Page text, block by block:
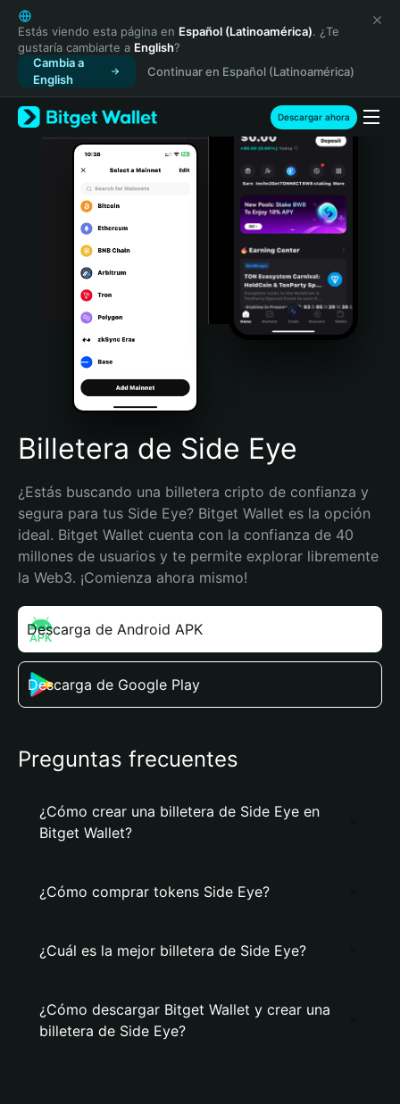
English
日本語
Tiếng Việt
Русский
Español (Latinoamérica)
Türkçe
Italiano
Português (Portugal)
Bahasa Indonesia
Português (Brasil)
Español (Argentina)
Estás viendo esta página en Español (Latinoamérica). ¿Te
gustaría cambiarte a English?
Cambia a
English
Continuar en Español (Latinoamérica)
Descargar ahora
Billetera de Side Eye
¿Estás buscando una billetera cripto de confianza y
segura para tus Side Eye? Bitget Wallet es la opción
ideal. Bitget Wallet cuenta con la confianza de 40
millones de usuarios y te permite explorar libremente
la Web3. ¡Comienza ahora mismo!
Descarga de Android APK
Descarga de Google Play
Preguntas frecuentes
¿Cómo crear una billetera de Side Eye en
Bitget Wallet?
¿Cómo comprar tokens Side Eye?
¿Cuál es la mejor billetera de Side Eye?
¿Cómo descargar Bitget Wallet y crear una
billetera de Side Eye?